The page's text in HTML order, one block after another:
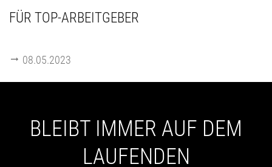
FÜR TOP-ARBEITGEBER
08.05.2023
BLEIBT IMMER AUF DEM
LAUFENDEN